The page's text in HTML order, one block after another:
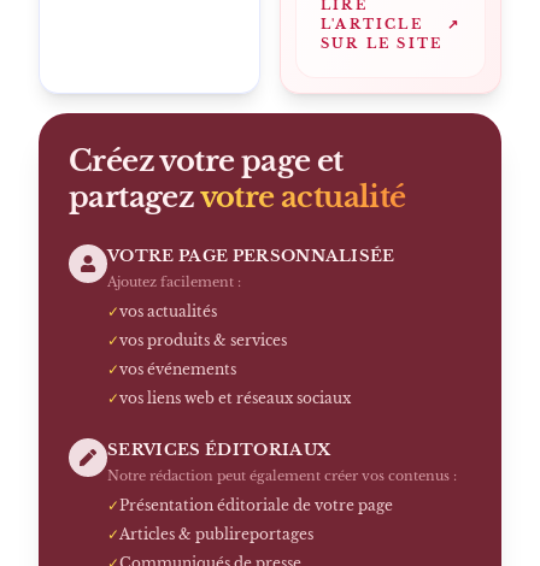
LIRE
L'ARTICLE
SUR LE SITE
↗
Créez votre page et
partagezvotre actualité
VOTRE PAGE PERSONNALISÉE
Ajoutez facilement :
✓vos actualités
✓vos produits & services
✓vos événements
✓vos liens web et réseaux sociaux
SERVICES ÉDITORIAUX
Notre rédaction peut également créer vos contenus :
✓Présentation éditoriale de votre page
✓ Articles & publireportages